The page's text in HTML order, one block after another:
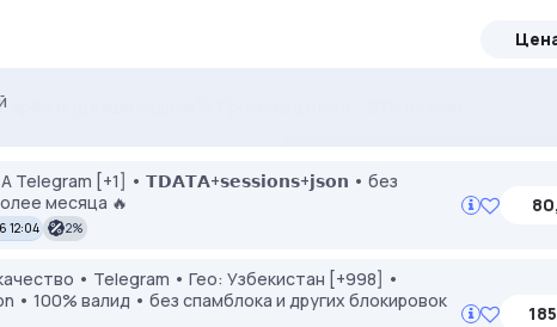
под ваши задачи 🚀 Промокод Store - 20% на всё!
IP без банов. Скидка 35% по STEALTH35
Telegram [+1] • 𝗧𝗗𝗔𝗧𝗔+𝘀𝗲𝘀𝘀𝗶𝗼𝗻𝘀+𝗷𝘀𝗼𝗻 • без
месяца 🔥
12:04 2%
• Telegram • Гео: Узбекистан [+998] •
100% валид • без спамблока и других блокировок